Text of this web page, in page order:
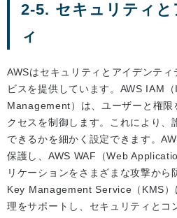
2-5. セキュリティ
ィ
AWSはセキュリティとアイデンテ
ビスを提供しています。AWS IAM
Management）は、ユーザーと権限
クセスを制御します。これにより、
できるかを細かく設定できます。
保護し、AWS WAF（Web
リケーションをさまざまな攻撃から
Key Management Service（KMS）
理をサポートし、セキュリティとコ